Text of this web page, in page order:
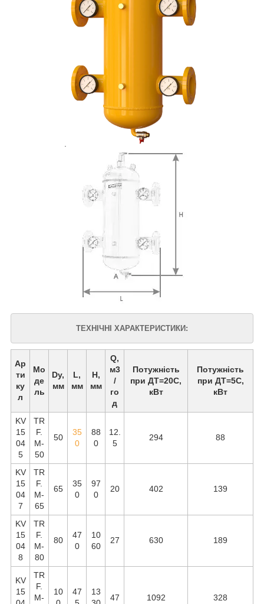
ТЕХНІЧНІ ХАРАКТЕРИСТИКИ:
Ар
ти
ку
л
Мо
де
ль
Dy,
мм
L,
мм
Н,
мм
Q,
м3
/
го
д
Потужність
при ДТ=20C,
кВт
Потужність
при ДТ=5C,
кВт
KV
15
04
5
TR
F.
М-
50
50
35
0
88
0
12.
5
294 88
KV
15
04
7
TR
F.
М-
65
65
35
0
97
0
20 402 139
KV
15
04
8
TR
F.
М-
80
80
47
0
10
60
27 630 189
KV
15
TR
F.
М-
10
47
13
47 1092 328